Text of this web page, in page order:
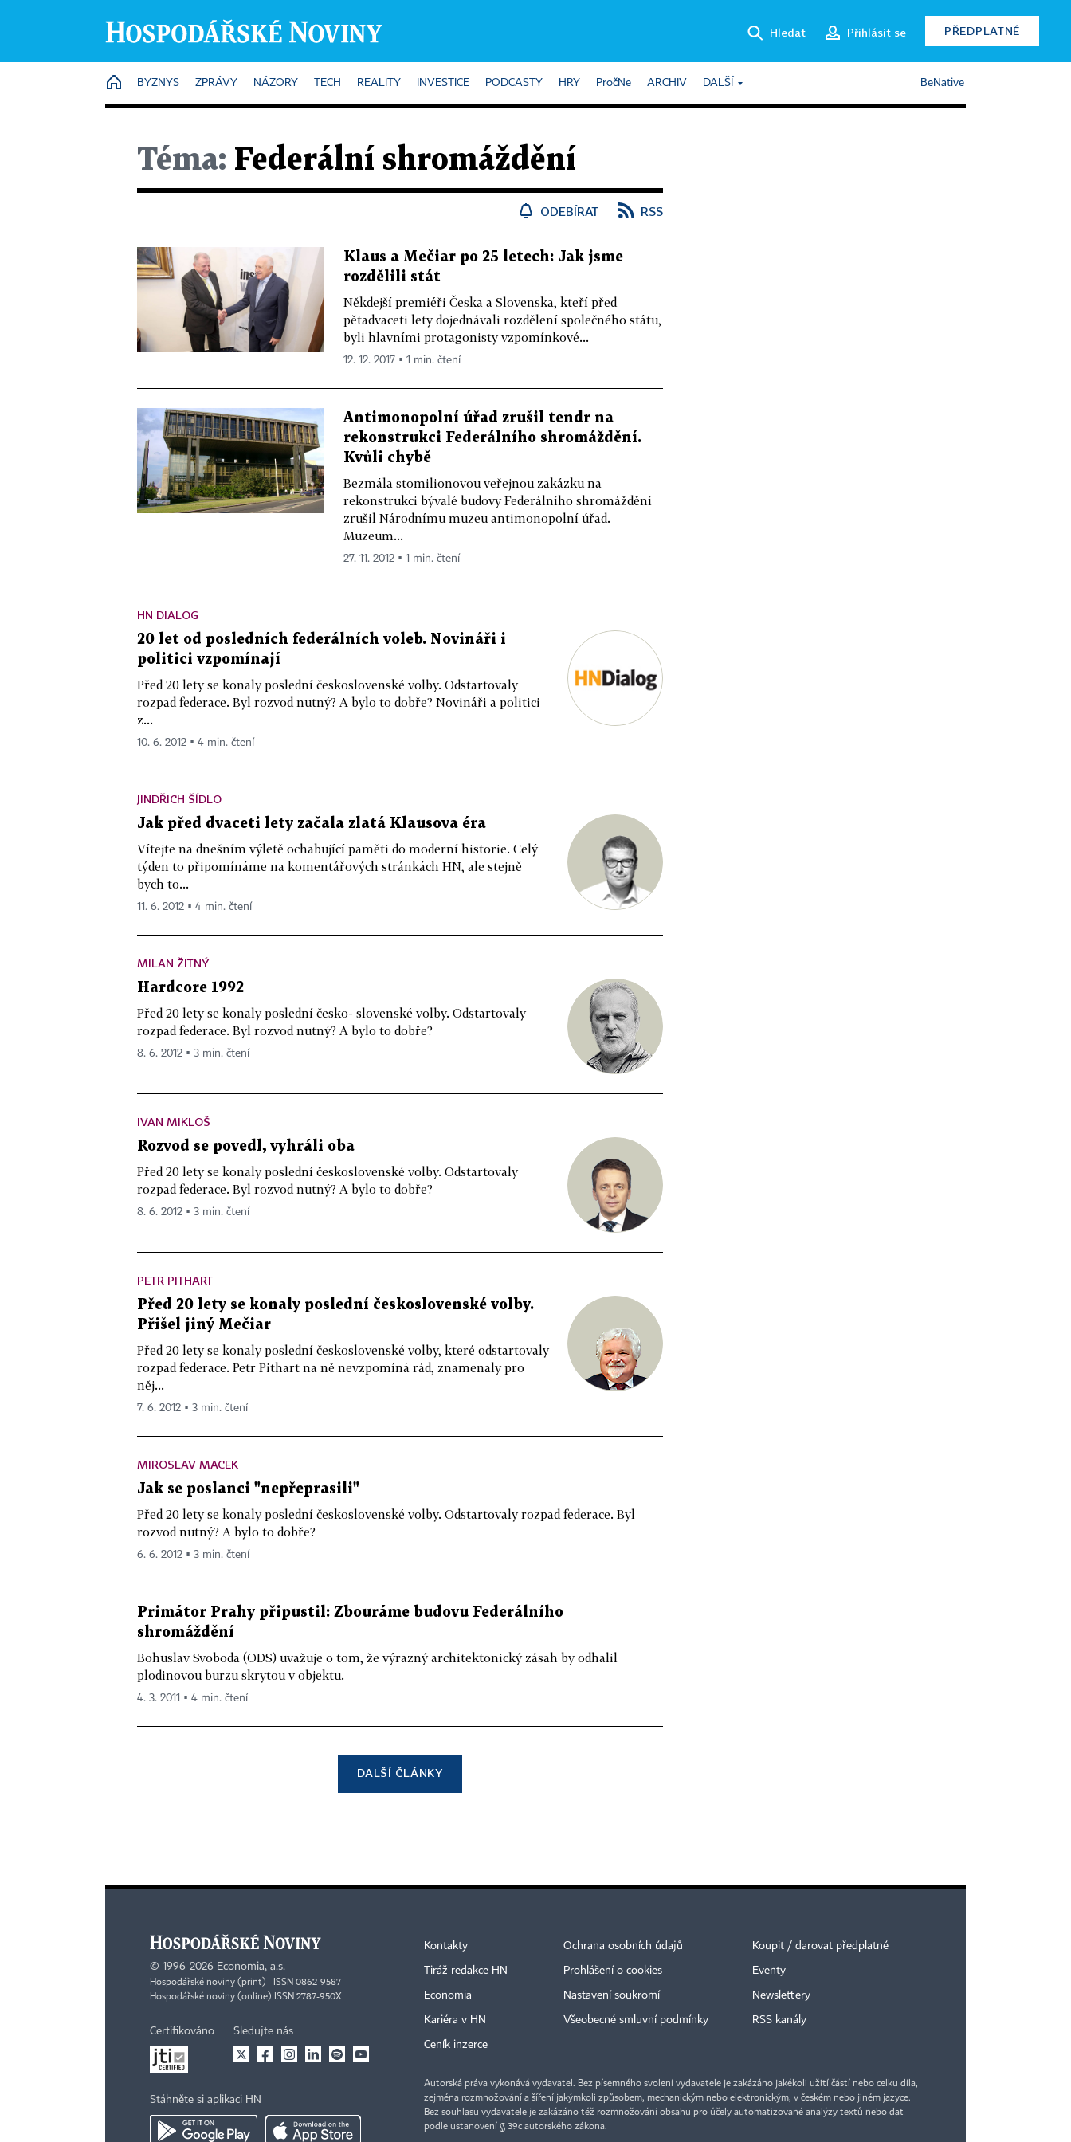
Hledat Přihlásit se PŘEDPLATNÉ
HOME
BYZNYS ZPRÁVY NÁZORY TECH REALITY INVESTICE PODCASTY HRY PročNe ARCHIV DALŠÍ BeNative
Téma: Federální shromáždění
ODEBÍRAT RSS
Klaus a Mečiar po 25 letech: Jak jsme
rozdělili stát
Někdejší premiéři Česka a Slovenska, kteří před
pětadvaceti lety dojednávali rozdělení společného státu,
byli hlavními protagonisty vzpomínkové...
12. 12. 2017 ▪ 1 min. čtení
Antimonopolní úřad zrušil tendr na
rekonstrukci Federálního shromáždění.
Kvůli chybě
Bezmála stomilionovou veřejnou zakázku na
rekonstrukci bývalé budovy Federálního shromáždění
zrušil Národnímu muzeu antimonopolní úřad.
Muzeum...
27. 11. 2012 ▪ 1 min. čtení
HN DIALOG
20 let od posledních federálních voleb. Novináři i
politici vzpomínají
Před 20 lety se konaly poslední československé volby. Odstartovaly
rozpad federace. Byl rozvod nutný? A bylo to dobře? Novináři a politici
z...
10. 6. 2012 ▪ 4 min. čtení
JINDŘICH ŠÍDLO
Jak před dvaceti lety začala zlatá Klausova éra
Vítejte na dnešním výletě ochabující paměti do moderní historie. Celý
týden to připomínáme na komentářových stránkách HN, ale stejně
bych to...
11. 6. 2012 ▪ 4 min. čtení
MILAN ŽITNÝ
Hardcore 1992
Před 20 lety se konaly poslední česko- slovenské volby. Odstartovaly
rozpad federace. Byl rozvod nutný? A bylo to dobře?
8. 6. 2012 ▪ 3 min. čtení
IVAN MIKLOŠ
Rozvod se povedl, vyhráli oba
Před 20 lety se konaly poslední československé volby. Odstartovaly
rozpad federace. Byl rozvod nutný? A bylo to dobře?
8. 6. 2012 ▪ 3 min. čtení
PETR PITHART
Před 20 lety se konaly poslední československé volby.
Přišel jiný Mečiar
Před 20 lety se konaly poslední československé volby, které odstartovaly
rozpad federace. Petr Pithart na ně nevzpomíná rád, znamenaly pro
něj...
7. 6. 2012 ▪ 3 min. čtení
MIROSLAV MACEK
Jak se poslanci "nepřeprasili"
Před 20 lety se konaly poslední československé volby. Odstartovaly rozpad federace. Byl
rozvod nutný? A bylo to dobře?
6. 6. 2012 ▪ 3 min. čtení
Primátor Prahy připustil: Zbouráme budovu Federálního
shromáždění
Bohuslav Svoboda (ODS) uvažuje o tom, že výrazný architektonický zásah by odhalil
plodinovou burzu skrytou v objektu.
4. 3. 2011 ▪ 4 min. čtení
DALŠÍ ČLÁNKY
© 1996-2026 Economia, a.s.
Hospodářské noviny (print) ISSN 0862-9587
Hospodářské noviny (online) ISSN 2787-950X
Certifikováno Sledujte nás
Stáhněte si aplikaci HN
Kontakty
Tiráž redakce HN
Economia
Kariéra v HN
Ceník inzerce
Ochrana osobních údajů
Prohlášení o cookies
Nastavení soukromí
Všeobecné smluvní podmínky
Koupit / darovat předplatné
Eventy
Newslettery
RSS kanály
Autorská práva vykonává vydavatel. Bez písemného svolení vydavatele je zakázáno jakékoli užití částí nebo celku díla,
zejména rozmnožování a šíření jakýmkoli způsobem, mechanickým nebo elektronickým, v českém nebo jiném jazyce.
Bez souhlasu vydavatele je zakázáno též rozmnožování obsahu pro účely automatizované analýzy textů nebo dat
podle ustanovení § 39c autorského zákona.